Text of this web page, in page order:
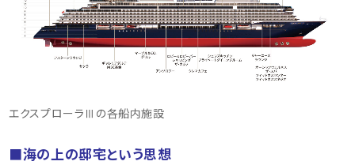
エクスプローラⅢの各船内施設
■海の上の邸宅という思想